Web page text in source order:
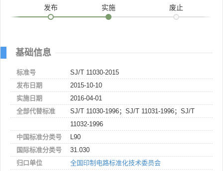
发布 实施 废止
基础信息
标准号
SJ/T 11030-2015
发布日期
2015-10-10
实施日期
2016-04-01
全部代替标准
SJ/T 11030-1996；SJ/T 11031-1996；SJ/T
11032-1996
中国标准分类号
L90
国际标准分类号
31.030
归口单位
全国印制电路标准化技术委员会